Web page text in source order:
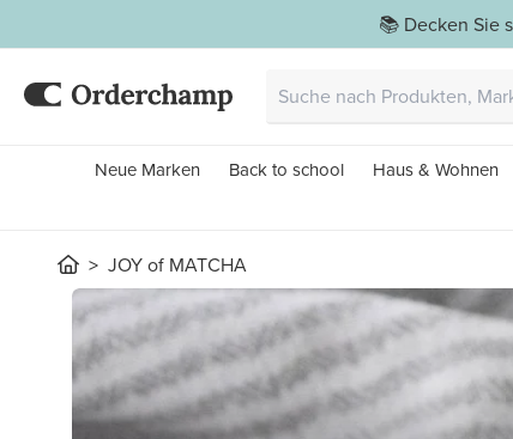
📚 Decken Sie
Neue Marken Back to school Haus & Wohnen
JOY of MATCHA